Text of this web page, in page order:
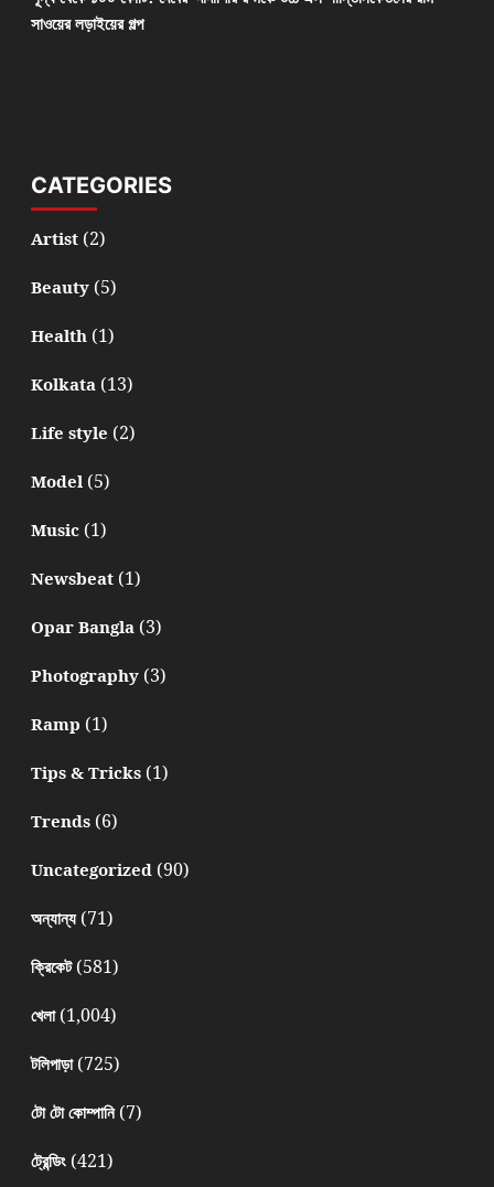
সাওয়ের লড়াইয়ের গল্প
CATEGORIES
Artist(2)
Beauty(5)
Health(1)
Kolkata(13)
Life style (2)
Model(5)
Music(1)
Newsbeat(1)
Opar Bangla(3)
Photography(3)
Ramp (1)
Tips & Tricks(1)
Trends(6)
Uncategorized(90)
অন্যান্য(71)
ক্রিকেট(581)
খেলা(1,004)
টলিপাড়া(725)
টো টো কোম্পানি(7)
ট্রেন্ডিং(421)